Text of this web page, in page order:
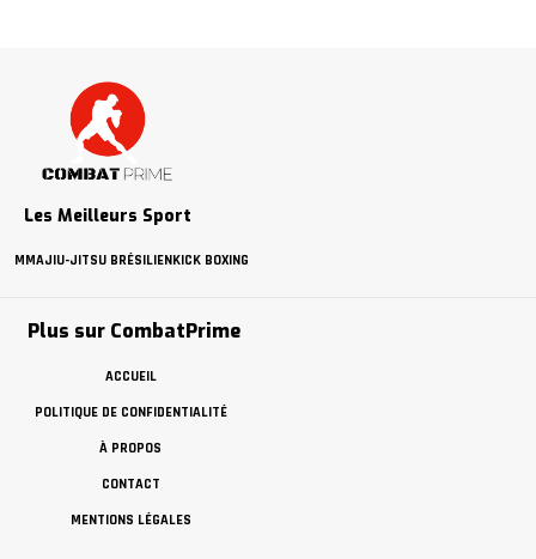
Les Meilleurs Sport
MMAJIU-JITSU BRÉSILIENKICK BOXING
Plus sur CombatPrime
ACCUEIL
POLITIQUE DE CONFIDENTIALITÉ
À PROPOS
CONTACT
MENTIONS LÉGALES